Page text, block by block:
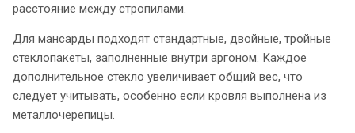
расстояние между стропилами.
Для мансарды подходят стандартные, двойные, тройные
стеклопакеты, заполненные внутри аргоном. Каждое
дополнительное стекло увеличивает общий вес, что
следует учитывать, особенно если кровля выполнена из
металлочерепицы.